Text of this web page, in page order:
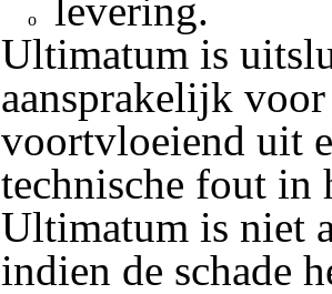
levering.
Ultimatum is
aansprakelijk
voortvloeiend uit
technische fout in
Ultimatum is niet
indien de schade